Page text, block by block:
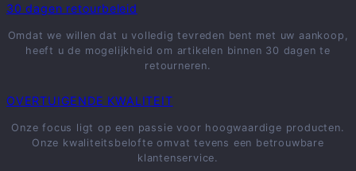
30 dagen retourbeleid
Omdat we willen dat u volledig tevreden bent met uw aankoop,
heeft u de mogelijkheid om artikelen binnen 30 dagen te
retourneren.
OVERTUIGENDE KWALITEIT
Onze focus ligt op een passie voor hoogwaardige producten.
Onze kwaliteitsbelofte omvat tevens een betrouwbare
klantenservice.